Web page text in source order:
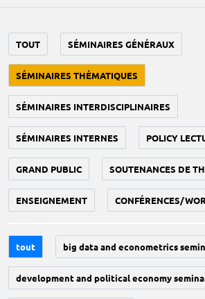
TOUT SÉMINAIRES GÉNÉRAUX
SÉMINAIRES THÉMATIQUES
SÉMINAIRES INTERDISCIPLINAIRES
SÉMINAIRES INTERNES POLICY
GRAND PUBLIC SOUTENANCES DE
ENSEIGNEMENT CONFÉRENCES/
tout big data and econometrics
development and political economy